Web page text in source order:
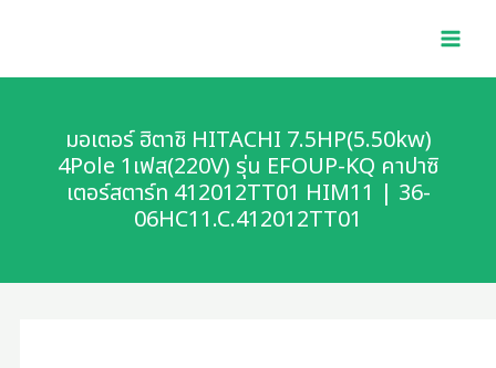
content
มอเตอร์ ฮิตาชิ HITACHI 7.5HP(5.50kw)
4Pole 1เฟส(220V) รุ่น EFOUP-KQ คาปาซิ
เตอร์สตาร์ท 412012TT01 HIM11 | 36-
06HC11.C.412012TT01
ตาชิ
7.5HP(5.50kw)
4Pole
1เฟส(220V)
KQ